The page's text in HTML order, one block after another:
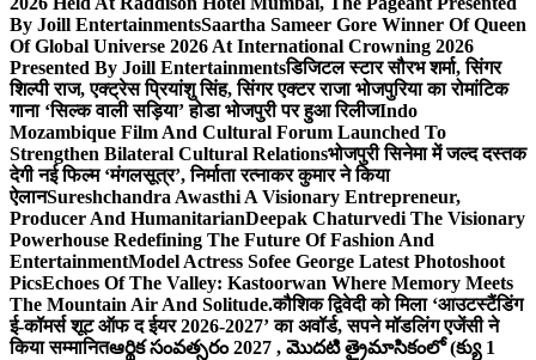
By Joill EntertainmentsSaartha Sameer Gore Winner Of Queen
Of Global Universe 2026 At International Crowning 2026
Presented By Joill Entertainmentsडिजिटल स्टार सौरभ शर्मा, सिंगर
शिल्पी राज, एक्ट्रेस प्रियांशु सिंह, सिंगर एक्टर राजा भोजपुरिया का रोमांटिक
गाना ‘सिल्क वाली सड़िया’ होडा भोजपुरी पर हुआ रिलीजIndo
Mozambique Film And Cultural Forum Launched To
Strengthen Bilateral Cultural Relationsभोजपुरी सिनेमा में जल्द दस्तक
देगी नई फिल्म ‘मंगलसूत्र’, निर्माता रत्नाकर कुमार ने किया
ऐलानSureshchandra Awasthi A Visionary Entrepreneur,
Producer And HumanitarianDeepak Chaturvedi The Visionary
Powerhouse Redefining The Future Of Fashion And
EntertainmentModel Actress Sofee George Latest Photoshoot
PicsEchoes Of The Valley: Kastoorwan Where Memory Meets
The Mountain Air And Solitude.कौशिक द्विवेदी को मिला ‘आउटस्टैंडिंग
ई-कॉमर्स शूट ऑफ द ईयर 2026-2027’ का अवॉर्ड, सपने मॉडलिंग एजेंसी ने
किया सम्मानितఆర్థిక సంవత్సరం 2027 , మొదటి త్రైమాసికంలో (క్యు 1